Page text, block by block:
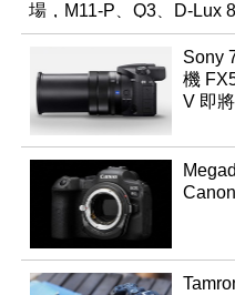
場，M11-P、Q3、D-Lux 8
領銜換裝
Sony
機
V 即